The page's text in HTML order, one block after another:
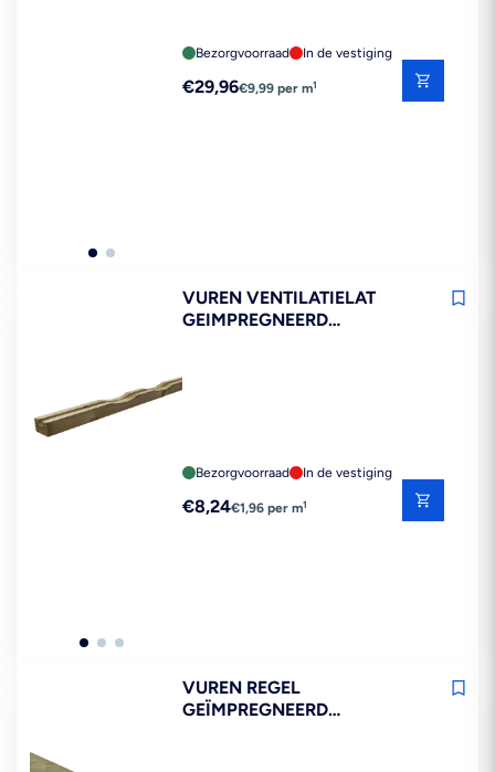
Bezorgvoorraad In de vestiging
Reguliere
€29,96€9,99 per m1
VUREN VENTILATIELAT
GEIMPREGNEERD
Bezorgvoorraad In de vestiging
Reguliere
€8,24€1,96 per m1
VUREN REGEL
GEÏMPREGNEERD